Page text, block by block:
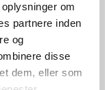
om
partnere inden
og
disse
dem, eller som